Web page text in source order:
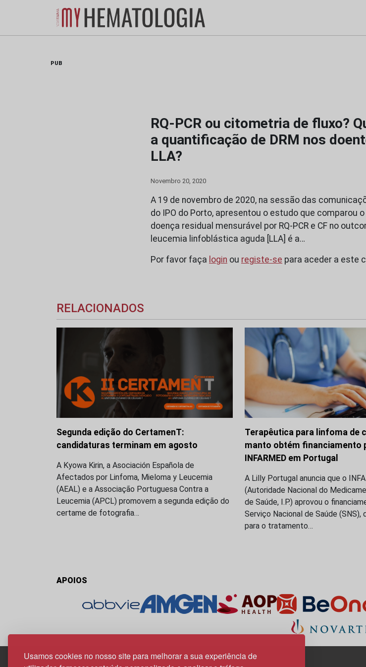
Usamos cookies no nosso site para melhorar a sua experiência de
PUB
RQ-PCR ou citometria de fluxo?
a quantificação de DRM nos
LLA?
Novembro 20, 2020
A 19 de novembro de 2020, na sessão das
do IPO do Porto, apresentou o estudo que comparou
doença residual mensurável por RQ-PCR e CF no
leucemia linfoblástica aguda [LLA] é a…
Por favor faça login ou registe-se para aceder a este
RELACIONADOS
Segunda edição do CertamenT:
candidaturas terminam em agosto
A Kyowa Kirin, a Asociación Española de
Afectados por Linfoma, Mieloma y Leucemia
(AEAL) e a Associação Portuguesa Contra a
Leucemia (APCL) promovem a segunda edição do
certame de fotografia…
Terapêutica para linfoma de
manto obtém financiamento
INFARMED em Portugal
A Lilly Portugal anuncia que o
(Autoridade Nacional do
de Saúde, I.P.) aprovou o
Serviço Nacional de Saúde
para o tratamento…
APOIOS